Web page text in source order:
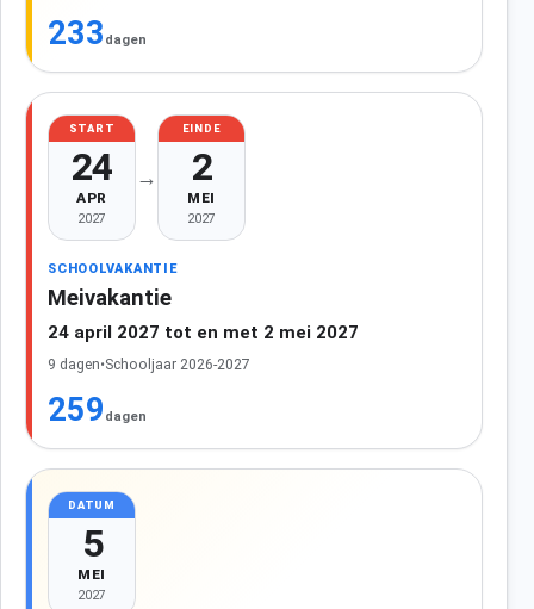
233 dagen
START
24
APR
2027
→
EINDE
2
MEI
2027
SCHOOLVAKANTIE
Meivakantie
24 april 2027 tot en met 2 mei 2027
9 dagen•Schooljaar 2026-2027
259 dagen
DATUM
5
MEI
2027